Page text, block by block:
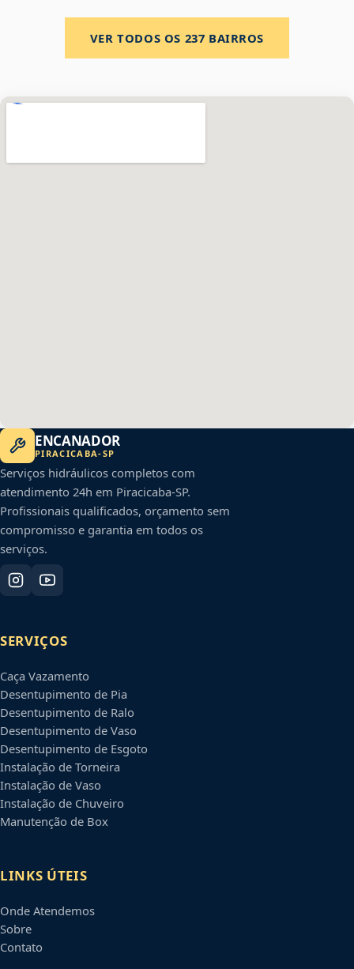
VER TODOS OS 237 BAIRROS
ENCANADOR
PIRACICABA-SP
Serviços hidráulicos completos com
atendimento 24h em Piracicaba-SP.
Profissionais qualificados, orçamento sem
compromisso e garantia em todos os
serviços.
SERVIÇOS
Caça Vazamento
Desentupimento de Pia
Desentupimento de Ralo
Desentupimento de Vaso
Desentupimento de Esgoto
Instalação de Torneira
Instalação de Vaso
Instalação de Chuveiro
Manutenção de Box
LINKS ÚTEIS
Onde Atendemos
Sobre
Contato